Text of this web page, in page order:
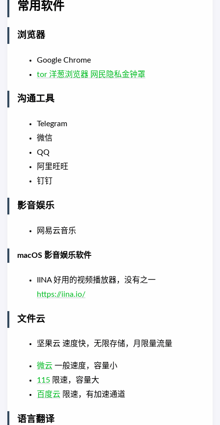
常用软件
浏览器
Google Chrome
tor 洋葱浏览器 网民隐私金钟罩
沟通工具
Telegram
微信
QQ
阿里旺旺
钉钉
影音娱乐
网易云音乐
macOS 影音娱乐软件
IINA 好用的视频播放器，没有之一
https://iina.io/
文件云
坚果云 速度快，无限存储，月限量流量
微云 一般速度，容量小
115 限速，容量大
百度云 限速，有加速通道
语言翻译